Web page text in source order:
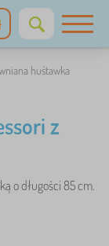
huśtawka
z
o długości 85 cm.